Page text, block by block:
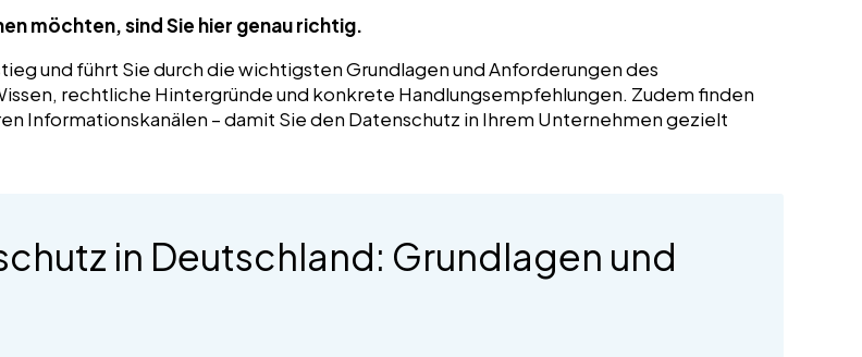
möchten, sind Sie hier genau richtig.
und führt Sie durch die wichtigsten Grundlagen und Anforderungen des
rechtliche Hintergründe und konkrete Handlungsempfehlungen. Zudem finden
Informationskanälen – damit Sie den Datenschutz in Ihrem Unternehmen gezielt
in Deutschland: Grundlagen und